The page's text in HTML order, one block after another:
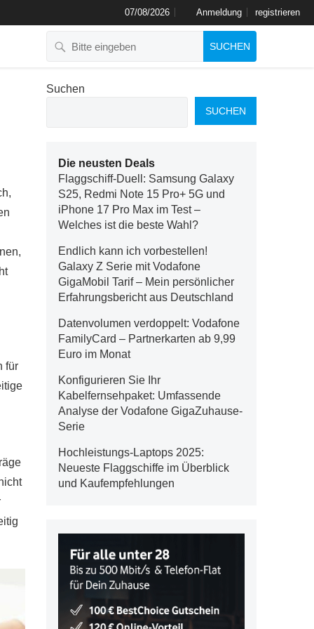
07/08/2026 Anmeldung registrieren
SUCHEN
für
Suchen
SUCHEN
Die neusten Deals
Flaggschiff-Duell: Samsung Galaxy
S25, Redmi Note 15 Pro+ 5G und
iPhone 17 Pro Max im Test –
Welches ist die beste Wahl?
Endlich kann ich vorbestellen!
Galaxy Z Serie mit Vodafone
GigaMobil Tarif – Mein persönlicher
Erfahrungsbericht aus Deutschland
Datenvolumen verdoppelt: Vodafone
FamilyCard – Partnerkarten ab 9,99
Euro im Monat
Konfigurieren Sie Ihr
Kabelfernsehpaket: Umfassende
Analyse der Vodafone GigaZuhause-
Serie
Hochleistungs-Laptops 2025:
Neueste Flaggschiffe im Überblick
und Kaufempfehlungen